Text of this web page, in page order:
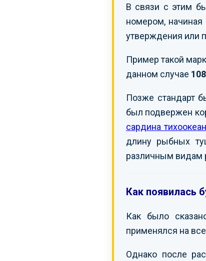
В связи с этим
номером, начиная
утверждения или
Пример такой
данном случае
Позже стандарт
был подвержен
сардина
длину рыбных
различным видам
Как появилась
Как было
применялся на
Однако после